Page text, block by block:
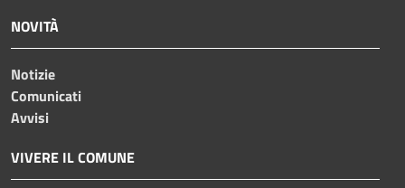
NOVITÀ
Notizie
Comunicati
Avvisi
VIVERE IL COMUNE